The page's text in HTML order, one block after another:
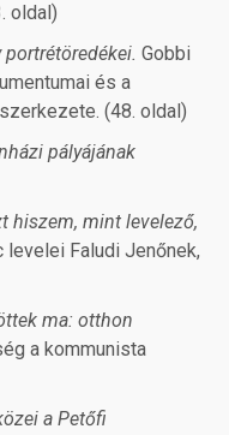
oldal)
Gobbi
és a
(48. oldal)
pályájának
hiszem, mint levelező,
levelei Faludi Jenőnek,
ma: otthon
a kommunista
a Petőfi